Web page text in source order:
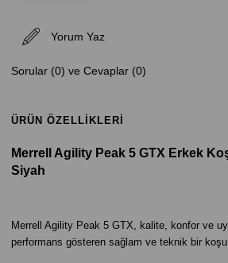
Yorum Yaz
Sorular (0) ve Cevaplar (0)
ÜRÜN ÖZELLIKLERI
Merrell Agility Peak 5 GTX Erkek
Siyah
Merrell Agility Peak 5 GTX, kalite, konfor ve
performans gösteren sağlam ve teknik bir koşu